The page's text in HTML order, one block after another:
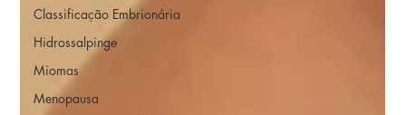
Classificação Embrionária
Hidrossalpinge
Miomas
Menopausa